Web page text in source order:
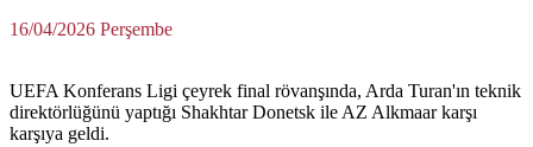
16/04/2026 Perşembe
UEFA Konferans Ligi çeyrek final rövanşında, Arda Turan'ın teknik
direktörlüğünü yaptığı Shakhtar Donetsk ile AZ Alkmaar karşı
karşıya geldi.